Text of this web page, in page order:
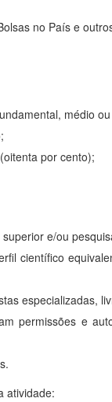
no País e
médio
por cento);
e/ou
científico
especializadas,
permissões e
atividade: